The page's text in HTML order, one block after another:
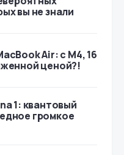
вы не знали
Air: с M4, 16
ценой?!
1: квантовый
громкое